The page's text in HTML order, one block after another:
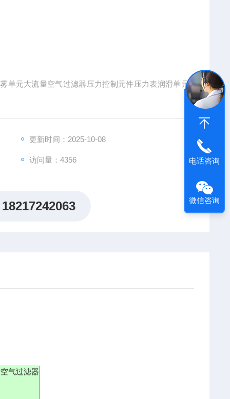
单元大流量空气过滤器压力控制元件压力表润滑单元
更新时间：2025-10-08
访问量：4356
18217242063
气过滤器
电话咨询
微信咨询